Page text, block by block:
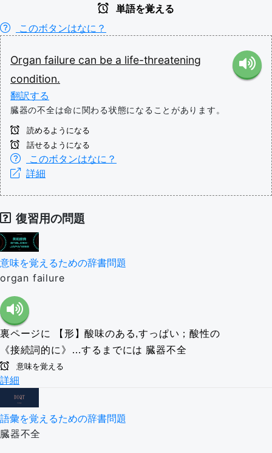
単語を覚える
このボタンはなに？
Organ failure can be a life-threatening
condition.
翻訳する
臓器の不全は命に関わる状態になることがあります。
読めるようになる
話せるようになる
このボタンはなに？
詳細
復習用の問題
意味を覚えるための辞書問題
organ failure
裏ページに
【形】酸味のある,すっぱい；酸性の
《接続詞的に》…するまでには 臓器不全
意味を覚える
詳細
語彙を覚えるための辞書問題
臓器不全